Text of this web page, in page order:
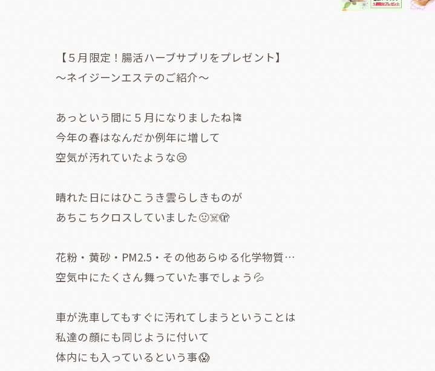
【５月限定！腸活ハーブサプリをプレゼント】
〜ネイジーンエステのご紹介〜
あっという間に５月になりましたね🎏
今年の春はなんだか例年に増して
空気が汚れていたような😢
晴れた日にはひこうき雲らしきものが
あちこちクロスしていました🤢☠️🫣
花粉・黄砂・PM2.5・その他あらゆる化学物質…
空気中にたくさん舞っていた事でしょう💦
車が洗車してもすぐに汚れてしまうということは
私達の顔にも同じように付いて
体内にも入っているという事😱